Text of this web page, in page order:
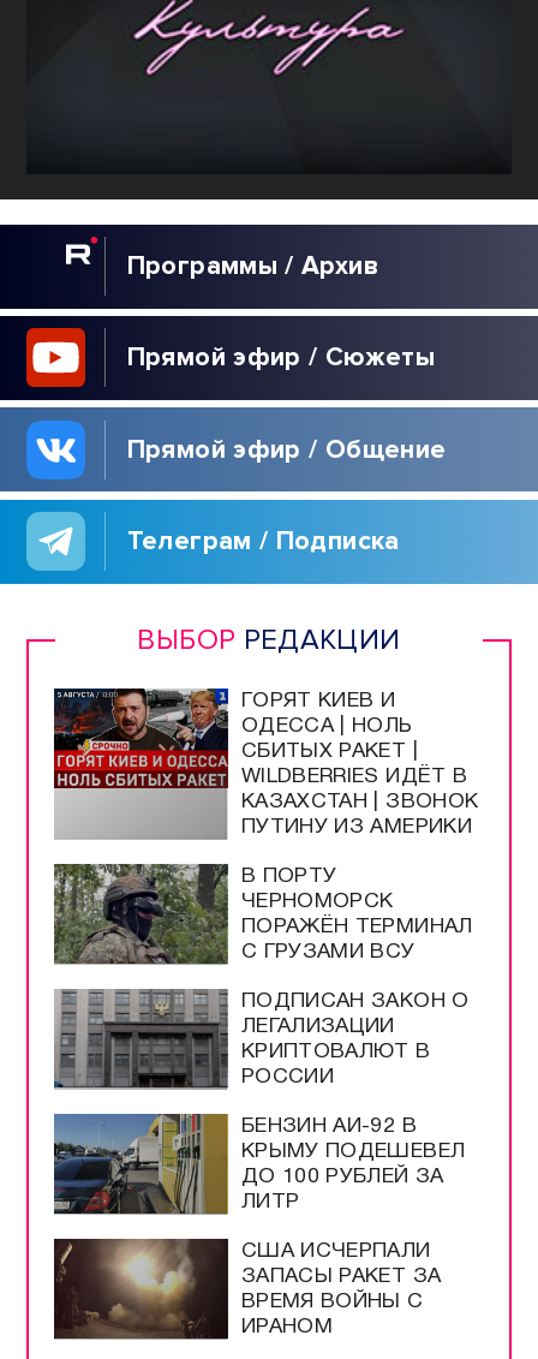
Программы / Архив
Прямой эфир / Сюжеты
Прямой эфир / Общение
Телеграм / Подписка
ВЫБОР РЕДАКЦИИ
ГОРЯТ КИЕВ И
ОДЕССА | НОЛЬ
СБИТЫХ РАКЕТ |
WILDBERRIES ИДЁТ В
КАЗАХСТАН | ЗВОНОК
ПУТИНУ ИЗ АМЕРИКИ
В ПОРТУ
ЧЕРНОМОРСК
ПОРАЖЁН ТЕРМИНАЛ
С ГРУЗАМИ ВСУ
ПОДПИСАН ЗАКОН О
ЛЕГАЛИЗАЦИИ
КРИПТОВАЛЮТ В
РОССИИ
БЕНЗИН АИ-92 В
КРЫМУ ПОДЕШЕВЕЛ
ДО 100 РУБЛЕЙ ЗА
ЛИТР
США ИСЧЕРПАЛИ
ЗАПАСЫ РАКЕТ ЗА
ВРЕМЯ ВОЙНЫ С
ИРАНОМ